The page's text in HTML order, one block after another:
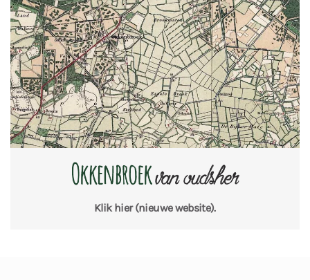
Klik hier(nieuwe website).